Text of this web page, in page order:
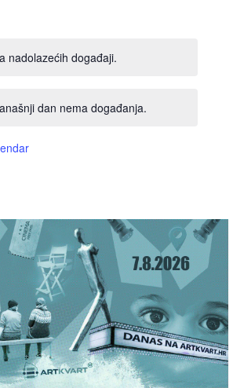
nadolazećih događaji.
dan nema događanja.